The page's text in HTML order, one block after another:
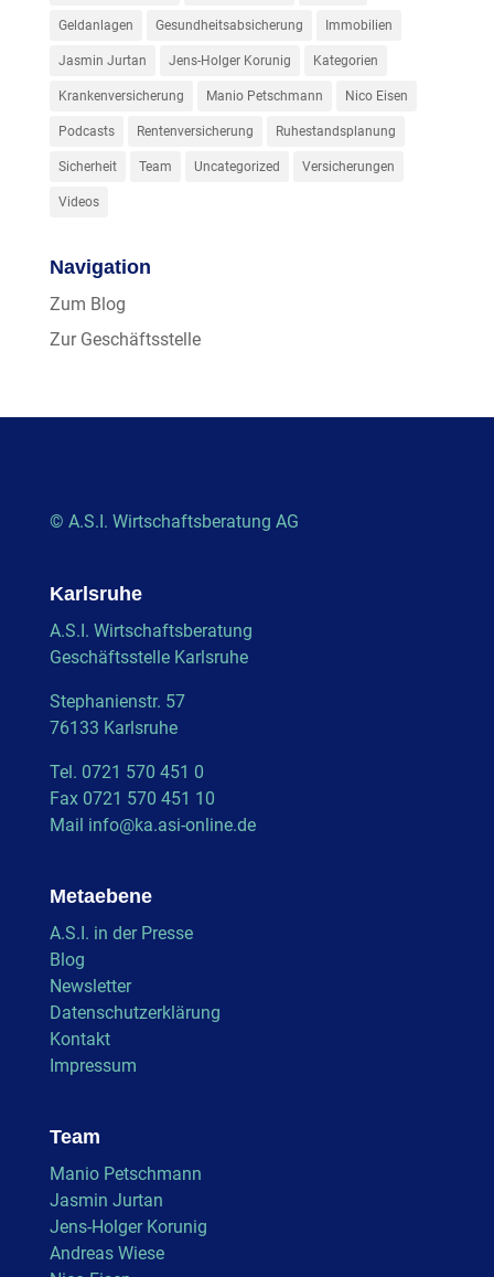
Geldanlagen Gesundheitsabsicherung Immobilien
Jasmin Jurtan Jens-Holger Korunig Kategorien
Krankenversicherung Manio Petschmann Nico Eisen
Podcasts Rentenversicherung Ruhestandsplanung
Sicherheit Team Uncategorized Versicherungen
Videos
Navigation
Zum Blog
Zur Geschäftsstelle
© A.S.I. Wirtschaftsberatung AG
Karlsruhe
A.S.I. Wirtschaftsberatung
Geschäftsstelle Karlsruhe
Stephanienstr. 57
76133 Karlsruhe
Tel. 0721 570 451 0
Fax 0721 570 451 10
Mail info@ka.asi-online.de
Metaebene
A.S.I. in der Presse
Blog
Newsletter
Datenschutzerklärung
Kontakt
Impressum
Team
Manio Petschmann
Jasmin Jurtan
Jens-Holger Korunig
Andreas Wiese